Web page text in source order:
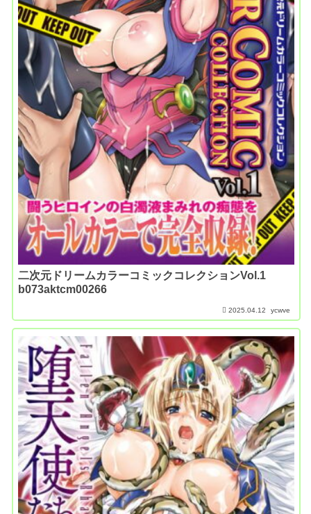
二次元ドリームカラーコミックコレクションVol.1
b073aktcm00266
2025.04.12 ycwve